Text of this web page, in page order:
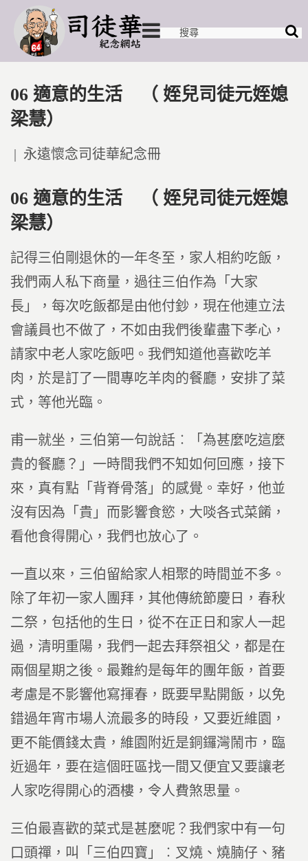
06 適意的生活 （ 姪兒司徒元姪媳
梁慧）
Posted
永遠懷念司徒華紀念冊
06 適意的生活 （ 姪兒司徒元姪媳
梁慧）
記得三伯剛退休的一年冬至，家人相約吃飯，
我們兩人私下商量，過往三伯作為「大家
長」，每次吃飯都是由他付鈔，現在他連立法
會議員也不做了，不如由我們後輩盡下孝心，
請家中老人家吃飯吧。我們知道他喜歡吃羊
肉，於是訂了一間專吃羊肉的餐廳，安排了菜
式，等他光臨。
甫一就坐，三伯第一句說話︰「為甚麼吃這麼
貴的餐廳？」一時間我們不知如何回應，接下
來，真有點「背脊骨落」的感覺。幸好，他並
沒有因為「貴」而影響食慾，大啖各式菜餚，
看他食得開心，我們也放心了。
一直以來，三伯留給家人相聚的時間並不多。
除了年初一家人團拜，其他傳統節慶日，春秋
二祭，包括他的生日，從不在正日和家人一起
過，清明重陽，我們一起去拜祭祖父，都是在
兩個星期之後。最難約是每年的團年飯，首要
考慮是不影響他寫揮春，既要早點開飯，以免
錯過年宵市場人流最多的時段，又要近維園，
更不能價錢太貴，維園附近是銅鑼灣鬧市，臨
近過年，要在這個旺區找一間又便宜又要讓老
人家吃得開心的酒樓，令人費煞思量。
三伯最喜歡的菜式是甚麼呢？我們家中有一句
口頭禪，叫「三伯四寶」︰叉燒、燒腩仔、豬